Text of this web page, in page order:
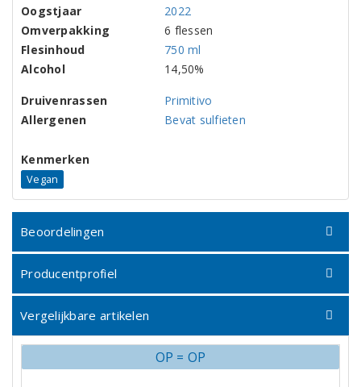
Oogstjaar
2022
Omverpakking
6 flessen
Flesinhoud
750 ml
Alcohol
14,50%
Druivenrassen
Primitivo
Allergenen
Bevat sulfieten
Kenmerken
Vegan
Beoordelingen
Producentprofiel
Vergelijkbare artikelen
OP = OP